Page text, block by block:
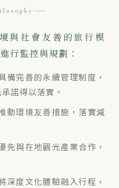
與社會友善的旅行模
行監控與規劃：
備完善的永續管理制度，
諾得以落實。
動環境友善措施，落實減
先與在地觀光產業合作，
深度文化體驗融入行程，